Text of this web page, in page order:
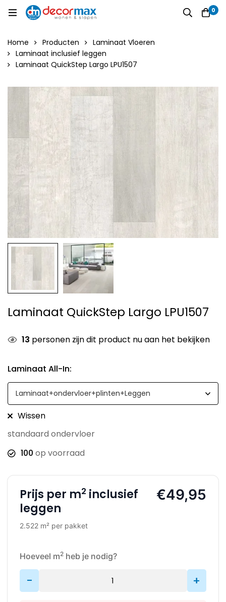
0
Home Producten
Laminaat Vloeren
Laminaat inclusief leggen
Laminaat QuickStep Largo LPU1507
Laminaat QuickStep Largo LPU1507
13 personen zijn dit product nu aan het bekijken
Laminaat All-In:
Wissen
standaard ondervloer
100 op voorraad
Prijs per m2 inclusief
leggen
2.522 m² per pakket
€49,95
Hoeveel m2 heb je nodig?
- +